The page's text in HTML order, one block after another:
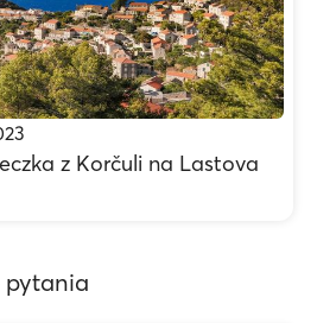
z Korčuli na Lastova
pytania